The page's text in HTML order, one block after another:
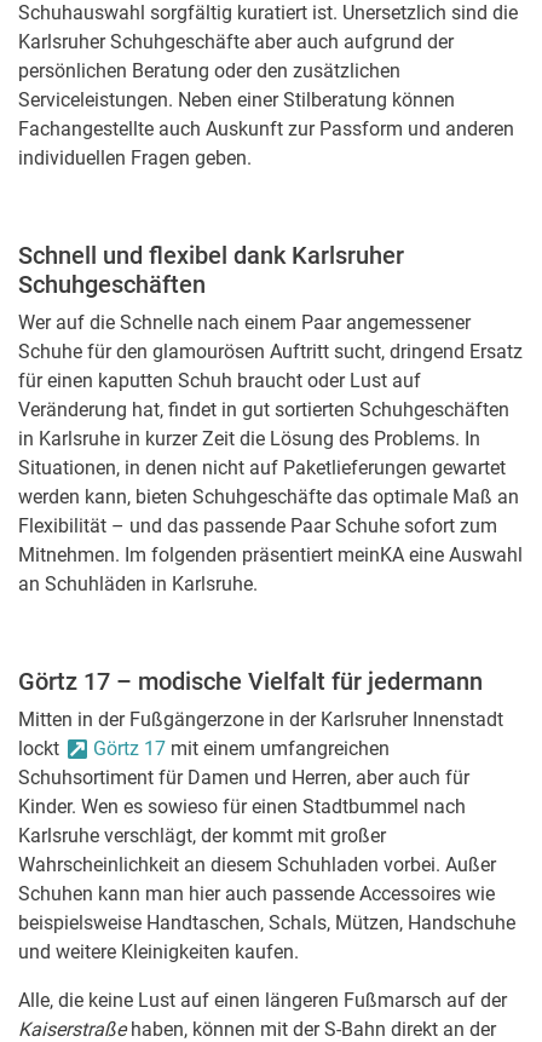
Schuhauswahl sorgfältig kuratiert ist. Unersetzlich sind die
Karlsruher Schuhgeschäfte aber auch aufgrund der
persönlichen Beratung oder den zusätzlichen
Serviceleistungen. Neben einer Stilberatung können
Fachangestellte auch Auskunft zur Passform und anderen
individuellen Fragen geben.
Schnell und flexibel dank Karlsruher
Schuhgeschäften
Wer auf die Schnelle nach einem Paar angemessener
Schuhe für den glamourösen Auftritt sucht, dringend Ersatz
für einen kaputten Schuh braucht oder Lust auf
Veränderung hat, findet in gut sortierten Schuhgeschäften
in Karlsruhe in kurzer Zeit die Lösung des Problems. In
Situationen, in denen nicht auf Paketlieferungen gewartet
werden kann, bieten Schuhgeschäfte das optimale Maß an
Flexibilität – und das passende Paar Schuhe sofort zum
Mitnehmen. Im folgenden präsentiert meinKA eine Auswahl
an Schuhläden in Karlsruhe.
Görtz 17 – modische Vielfalt für jedermann
Mitten in der Fußgängerzone in der Karlsruher Innenstadt
lockt
Görtz 17 mit einem umfangreichen
Schuhsortiment für Damen und Herren, aber auch für
Kinder. Wen es sowieso für einen Stadtbummel nach
Karlsruhe verschlägt, der kommt mit großer
Wahrscheinlichkeit an diesem Schuhladen vorbei. Außer
Schuhen kann man hier auch passende Accessoires wie
beispielsweise Handtaschen, Schals, Mützen, Handschuhe
und weitere Kleinigkeiten kaufen.
Alle, die keine Lust auf einen längeren Fußmarsch auf der
Kaiserstraßehaben, können mit der S-Bahn direkt an der